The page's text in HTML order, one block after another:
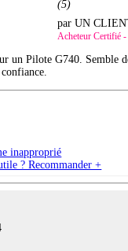
(5)
par UN
Acheteur Certifié
un Pilote G740. Semble
inapproprié
? Recommander +